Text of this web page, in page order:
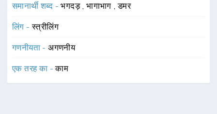
समानार्थी शब्द -भगदड़ ,भागाभाग ,डमर
लिंग -स्त्रीलिंग
गणनीयता -अगणनीय
एक तरह का -काम